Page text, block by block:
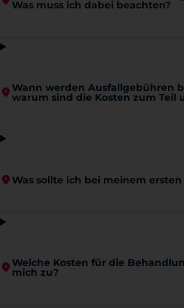
Was muss ich dabei beachten?
Wann werden Ausfallgebühren
warum sind die Kosten zum Teil
Was sollte ich bei meinem
Welche Kosten für die
mich zu?